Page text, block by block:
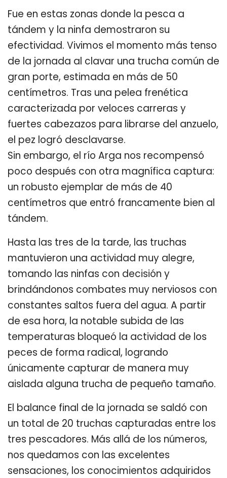
Fue en estas zonas donde la pesca a
tándem y la ninfa demostraron su
efectividad. Vivimos el momento más tenso
de la jornada al clavar una trucha común de
gran porte, estimada en más de 50
centímetros. Tras una pelea frenética
caracterizada por veloces carreras y
fuertes cabezazos para librarse del anzuelo,
el pez logró desclavarse.
Sin embargo, el río Arga nos recompensó
poco después con otra magnífica captura:
un robusto ejemplar de más de 40
centímetros que entró francamente bien al
tándem.
Hasta las tres de la tarde, las truchas
mantuvieron una actividad muy alegre,
tomando las ninfas con decisión y
brindándonos combates muy nerviosos con
constantes saltos fuera del agua. A partir
de esa hora, la notable subida de las
temperaturas bloqueó la actividad de los
peces de forma radical, logrando
únicamente capturar de manera muy
aislada alguna trucha de pequeño tamaño.
El balance final de la jornada se saldó con
un total de 20 truchas capturadas entre los
tres pescadores. Más allá de los números,
nos quedamos con las excelentes
sensaciones, los conocimientos adquiridos